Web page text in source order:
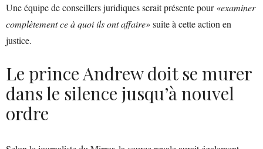
Une équipe de conseillers juridiques serait présente pour«examiner
complètement ce à quoi ils ont affaire»suite à cette action en
justice.
Le prince Andrew doit se murer
dans le silence jusqu’à nouvel
ordre